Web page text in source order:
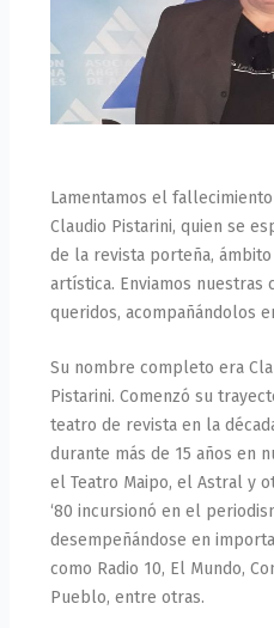
Lamentamos el
Claudio Pistarini, quien se
de la revista porteña,
artística. Enviamos nuestras
queridos, acompañándolos
Su nombre completo era
Pistarini. Comenzó su
teatro de revista en la
durante más de 15 años en
el Teatro Maipo, el Astral y
‘80 incursionó en el
desempeñándose en
como Radio 10, El Mundo,
Pueblo, entre otras.